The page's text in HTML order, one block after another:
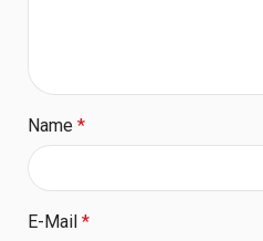
Name *
E-Mail *